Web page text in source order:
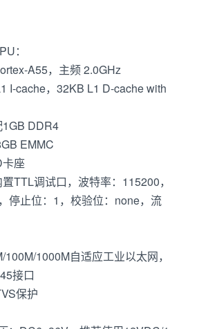
：
A55，主频 2.0GHz
I-cache，32KB L1 D-cache with
DDR4
EMMC
座
TTL调试口，波特率：115200，
停止位：1，校验位：none，流
100M/1000M自适应工业以太网，
接口
保护